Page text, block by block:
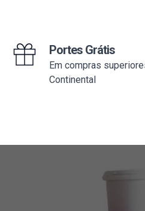
Portes Grátis
Em compras
Continental